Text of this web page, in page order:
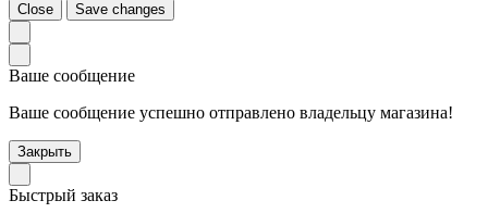
Close Save changes
Ваше сообщение
Ваше сообщение успешно отправлено владельцу магазина!
Закрыть
Быстрый заказ